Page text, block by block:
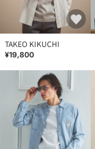
TAKEO KIKUCHI
¥19,800